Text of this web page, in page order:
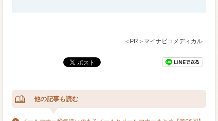
＜PR＞マイナビコメディカル
他の記事も読む